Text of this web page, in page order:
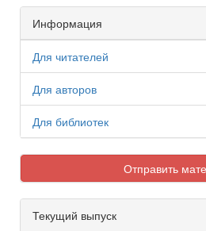
Информация
Для читателей
Для авторов
Для библиотек
Отправить
Текущий выпуск